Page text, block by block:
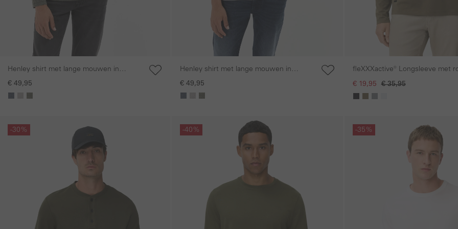
Henley shirt met lange mouwen in
duurzaam katoenmix
€ 49,95
Henley shirt met lange mouwen in
duurzaam katoenmix
€ 49,95
fleXXXactive® Longsleeve met
€ 19,95 € 35,95
-30% -40% -35%